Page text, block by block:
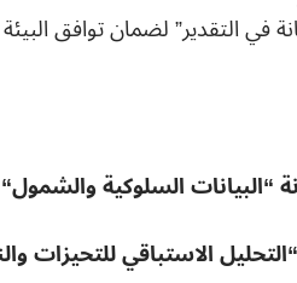
في التقدير” لضمان توافق
“البيانات السلوكية والشمول“
الاستباقي للتحيزات